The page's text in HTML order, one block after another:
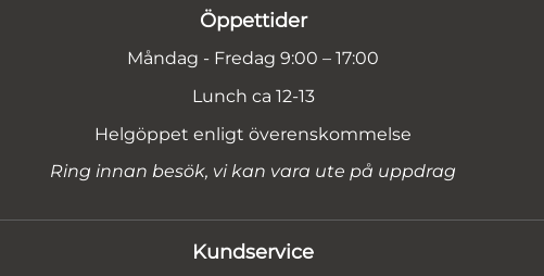
Öppettider
Måndag - Fredag 9:00 – 17:00
Lunch ca 12-13
Helgöppet enligt överenskommelse
Ring innan besök, vi kan vara ute på uppdrag
Kundservice